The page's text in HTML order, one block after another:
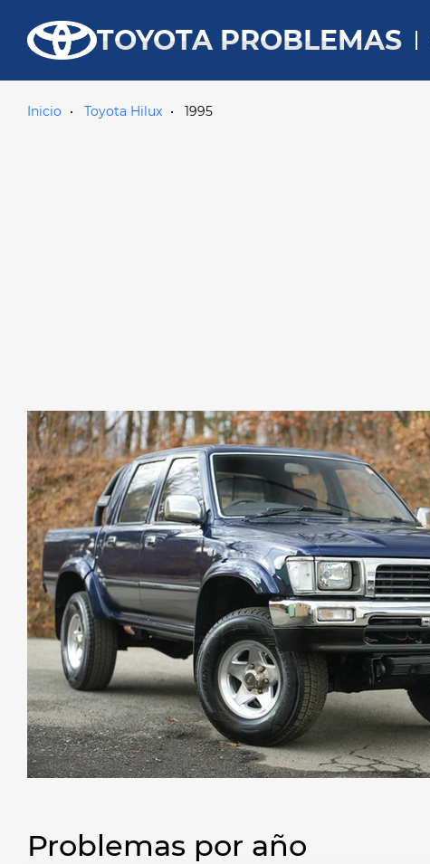
TOYOTA PROBLEMAS
Inicio Toyota Hilux 1995
Problemas por año